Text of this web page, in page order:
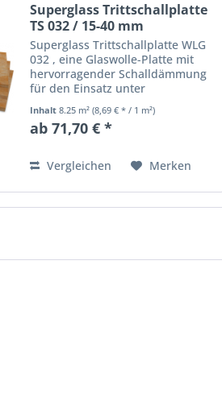
Superglass Trittschallplatte
TS 032 / 15-40 mm
Superglass Trittschallplatte WLG
032 , eine Glaswolle-Platte mit
hervorragender Schalldämmung
für den Einsatz unter
schwimmenden Mörtel- und
Fließestrich (DIN 18 560-2.
Wärmeleitstufe (WLS 032, nicht
13 501,...
Inhalt8.25 m²(8,69 € * / 1 m²)
ab 71,70 € *
Vergleichen Merken